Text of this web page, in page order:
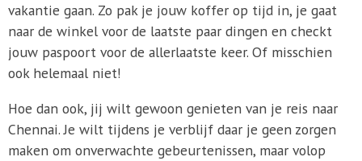
vakantie gaan. Zo pak je jouw koffer op tijd in, je gaat
naar de winkel voor de laatste paar dingen en checkt
jouw paspoort voor de allerlaatste keer. Of misschien
ook helemaal niet!
Hoe dan ook, jij wilt gewoon genieten van je reis naar
Chennai. Je wilt tijdens je verblijf daar je geen zorgen
maken om onverwachte gebeurtenissen, maar volop